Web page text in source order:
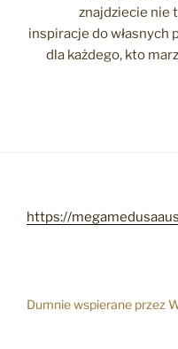
znajdziecie nie
inspiracje do własnych
dla każdego, kto
https://
Dumnie wspierane przez